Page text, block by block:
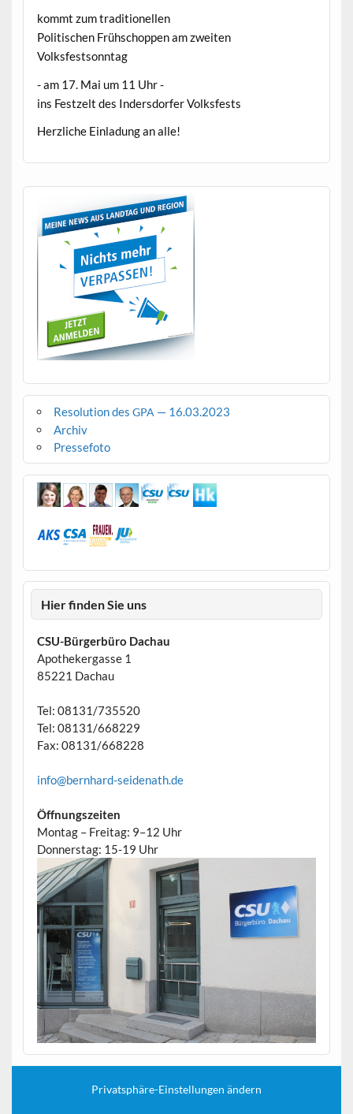
kommt zum traditionellen
Poli­tis­chen Früh­schop­pen am zweit­en
Volksfestsonntag
- am 17. Mai um 11 Uhr -
ins Festzelt des Inder­s­dor­fer Volksfests
Her­zliche Ein­ladung an alle!
Resolution des GPA — 16.03.2023
Archiv
Pressefoto
Hier finden Sie uns
CSU-Bürgerbüro Dachau
Apothekergasse 1
85221 Dachau
Tel: 08131/735520
Tel: 08131/668229
Fax: 08131/668228
info@bernhard-seidenath.de
Öffnungszeiten
Montag – Freitag: 9–12 Uhr
Donnerstag: 15-19 Uhr
Privatsphäre-Einstellungen ändern